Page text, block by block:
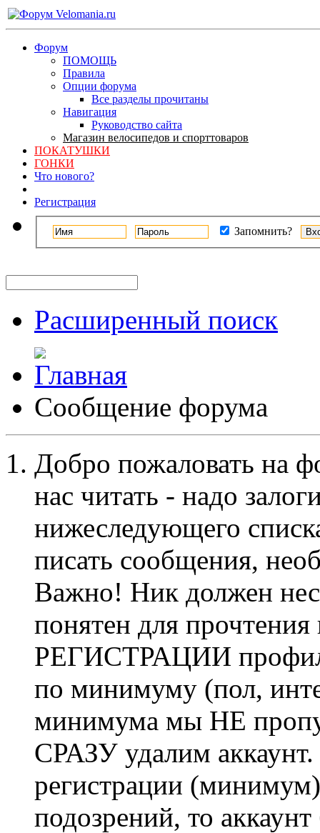
Форум
ПОМОЩЬ
Правила
Опции форума
Все разделы прочитаны
Навигация
Руководство сайта
Магазин велосипедов и спорттоваров
ПОКАТУШКИ
ГОНКИ
Что нового?
Регистрация
Запомнить?
Расширенный поиск
Сообщение форума
Добро пожаловать на
нас читать - надо
нижеследующего
писать сообщения,
Важно! Ник должен
понятен для
РЕГИСТРАЦИИ профиль
по минимуму (пол,
минимума мы НЕ
СРАЗУ удалим
регистрации
подозрений, то